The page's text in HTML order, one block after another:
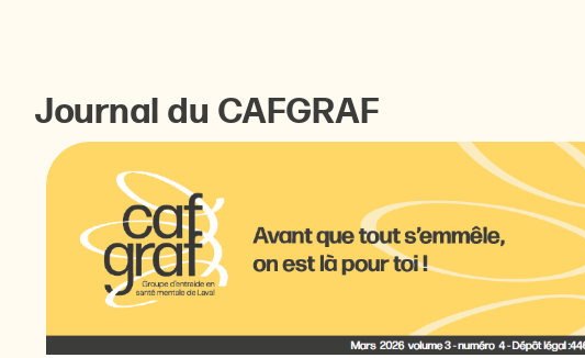
Journal du CAFGRAF